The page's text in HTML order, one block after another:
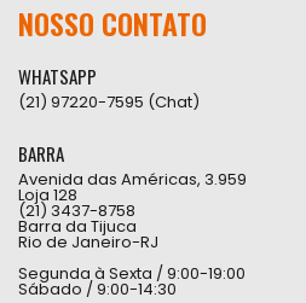
NOSSO CONTATO
WHATSAPP
(21) 97220-7595 (Chat)
BARRA
Avenida das Américas, 3.959
Loja 128
(21) 3437-8758
Barra da Tijuca
Rio de Janeiro-RJ
Segunda à Sexta / 9:00-19:00
Sábado / 9:00-14:30